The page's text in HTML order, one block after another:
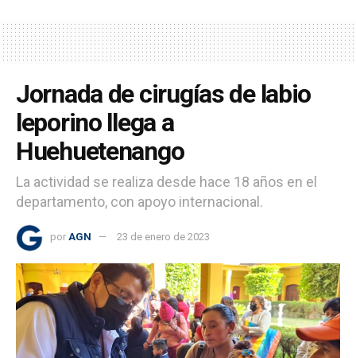
Jornada de cirugías de labio
leporino llega a
Huehuetenango
La actividad se realiza desde hace 18 años en el
departamento, con apoyo internacional.
por AGN 23 de enero de 2023